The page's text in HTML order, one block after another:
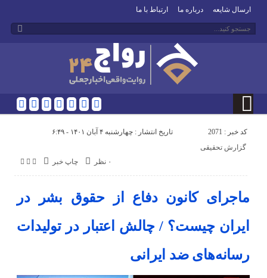
ارسال شایعه درباره ما ارتباط با ما
کد خبر : 2071 تاریخ انتشار : چهارشنبه ۴ آبان ۱۴۰۱ - ۶:۴۹
چاپ خبر ۰ نظر
گزارش تحقیقی
ماجرای کانون دفاع از حقوق بشر در
ایران چیست؟ / چالش اعتبار در تولیدات
رسانه‌های ضد ایرانی